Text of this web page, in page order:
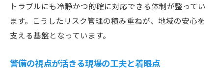
トラブルにも冷静かつ的確に対応できる体制が整ってい
ます。こうしたリスク管理の積み重ねが、地域の安心を
支える基盤となっています。
警備の視点が活きる現場の工夫と着眼点